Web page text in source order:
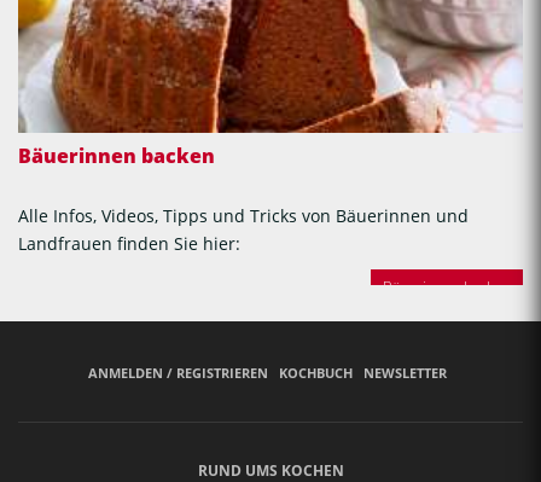
Bäuerinnen backen
Alle Infos, Videos, Tipps und Tricks von Bäuerinnen und
Landfrauen finden Sie hier:
Bäuerinnen backen
ANMELDEN / REGISTRIEREN KOCHBUCH NEWSLETTER
RUND UMS KOCHEN